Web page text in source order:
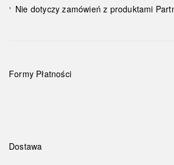
¹ Nie dotyczy zamówień z produktami
Formy Płatności
Dostawa